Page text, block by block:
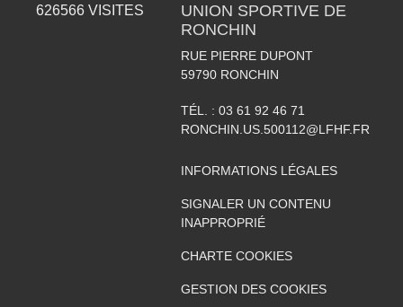
626566 VISITES
UNION SPORTIVE DE
RONCHIN
RUE PIERRE DUPONT
59790 RONCHIN
TÉL. : 03 61 92 46 71
RONCHIN.US.500112@LFHF.FR
INFORMATIONS LÉGALES
SIGNALER UN CONTENU
INAPPROPRIÉ
CHARTE COOKIES
GESTION DES COOKIES